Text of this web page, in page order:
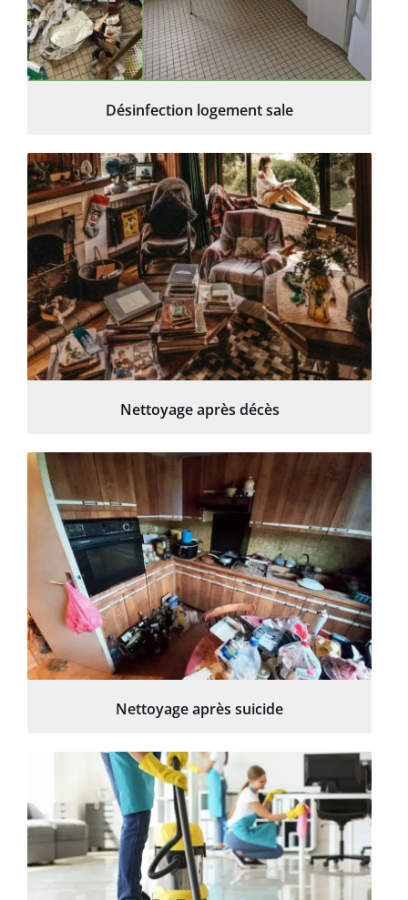
Désinfection logement sale
Nettoyage après décès
Nettoyage après suicide